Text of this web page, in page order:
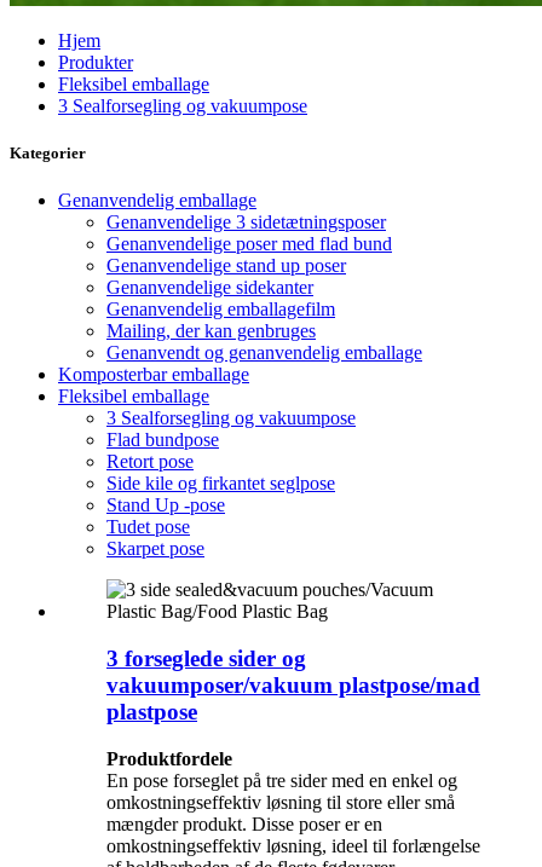
Hjem
Produkter
Fleksibel emballage
3 Sealforsegling og vakuumpose
Kategorier
Genanvendelig emballage
Genanvendelige 3 sidetætningsposer
Genanvendelige poser med flad bund
Genanvendelige stand up poser
Genanvendelige sidekanter
Genanvendelig emballagefilm
Mailing, der kan genbruges
Genanvendt og genanvendelig emballage
Komposterbar emballage
Fleksibel emballage
3 Sealforsegling og vakuumpose
Flad bundpose
Retort pose
Side kile og firkantet seglpose
Stand Up -pose
Tudet pose
Skarpet pose
3 forseglede sider og
vakuumposer/vakuum plastpose/mad
plastpose
Produktfordele
En pose forseglet på tre sider med en enkel og
omkostningseffektiv løsning til store eller små
mængder produkt. Disse poser er en
omkostningseffektiv løsning, ideel til forlængelse